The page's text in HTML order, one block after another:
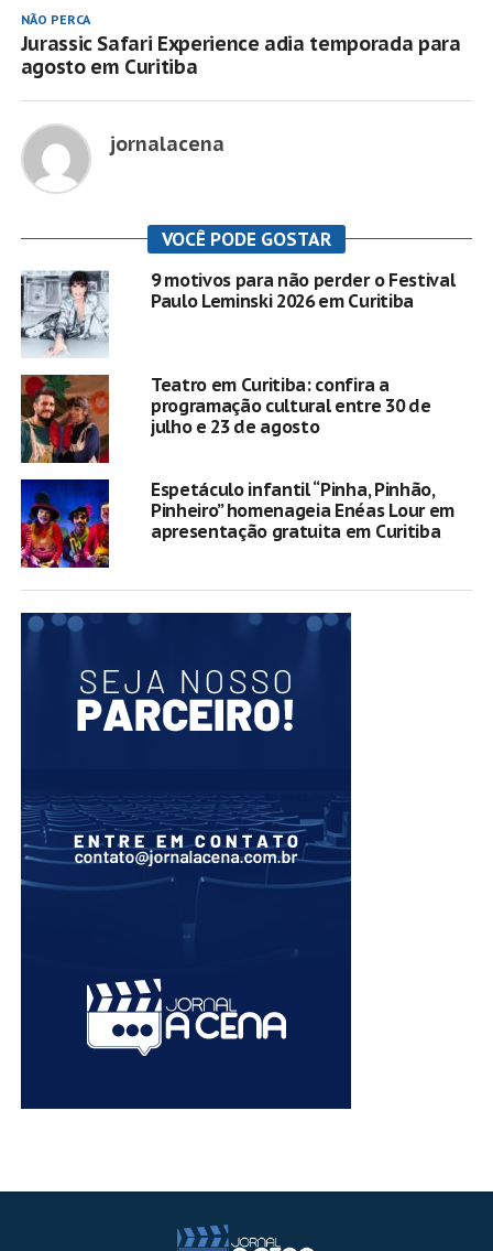
NÃO PERCA
Jurassic Safari Experience adia temporada para
agosto em Curitiba
jornalacena
VOCÊ PODE GOSTAR
9 motivos para não perder o Festival
Paulo Leminski 2026 em Curitiba
Teatro em Curitiba: confira a
programação cultural entre 30 de
julho e 23 de agosto
Espetáculo infantil “Pinha, Pinhão,
Pinheiro” homenageia Enéas Lour em
apresentação gratuita em Curitiba